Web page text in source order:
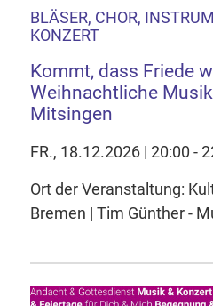
BLÄSER, CHOR,
KONZERT
Kommt, dass Friede
Weihnachtliche
Mitsingen
FR., 18.12.2026 | 20:00 -
Ort der Veranstaltung:
Bremen | Tim Günther -